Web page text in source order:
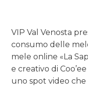
NORMATIVE
TREND
CASE HISTORY
VIP Val Venosta
consumo delle
mele online «La
e creativo di
uno spot video che